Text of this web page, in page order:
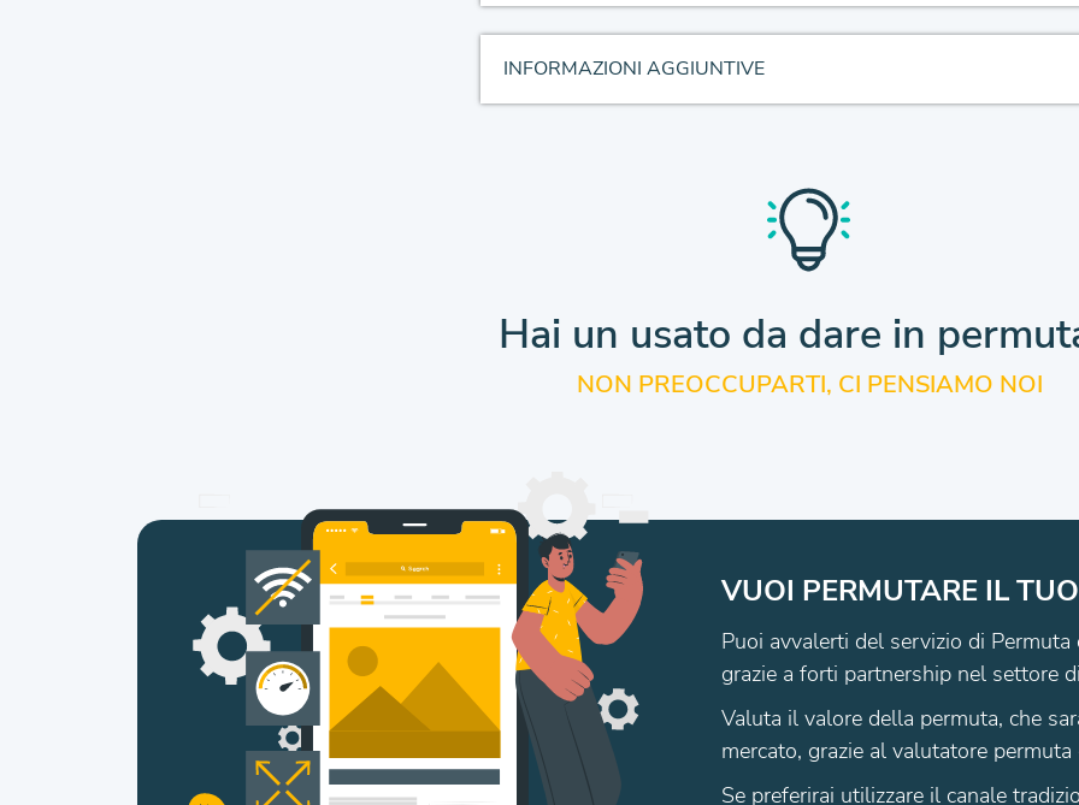
INFORMAZIONI AGGIUNTIVE
Hai un usato da dare in
NON PREOCCUPARTI, CI PENSIAMO NOI
VUOI PERMUTARE IL
Puoi avvalerti del servizio di
grazie a forti partnership nel settore
Valuta il valore della permuta, che
mercato, grazie al valutatore
Se preferirai utilizzare il canale